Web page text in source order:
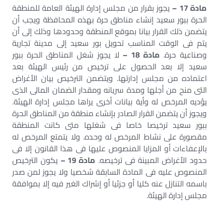
مادة 17 –
يجوز بقرار من مجلس إدارة الهيئة العامة للمنطقة
الحرة ببور سعيد إنشاء مناطق حرة بهذه المحافظة ويجب أن
يتضمن ذلك القرار بيانا بموقع المنطقة وحدودها وذلك إلى أن
يتم فى الوقت المناسب تحويل بور سعيد إلى مدينة تجارية
وصناعية حرة. مادة 18 –
لا يجوز شغل المناطق الحرة ببور
سعيد إلا بعد الحصول على ترخيص من رئيس الهيئة بعد
اعتماده من مجلس إدارتها. ويتضمن الترخيص بيان الأغراض
التى منح من أجلها ومدة سريانه ومقدار الضمان المالى الذى
يؤديه المرخص له وأية بيانات أخرى يراها مجلس إدارة الهيئة.
ويجوز أن يتضمن القرار الصادر بإنشاء منطقة من المناطق الحرة
ببور سعيد ترخيصا خاصا فى شغلها متى كانت المنطقة
مقصورة على نشاط المرخص له وحده. ولا يتمتع المرخص له
بالإعفاءات أو المزايا المنصوص عليها فى هذا القانون إلا فى
حدود الأغراض المبينة فى ترخيصه. مادة 19 –
يكون الترخيص
المنصوص عليه فى المادة السابقة شخصيا ولا يجوز لمن صدر
باسمه التنازل عنه كليا أو جزئيا أو إشراك الغير فيه إلا بموافقة
مجلس إدارة الهيئة.